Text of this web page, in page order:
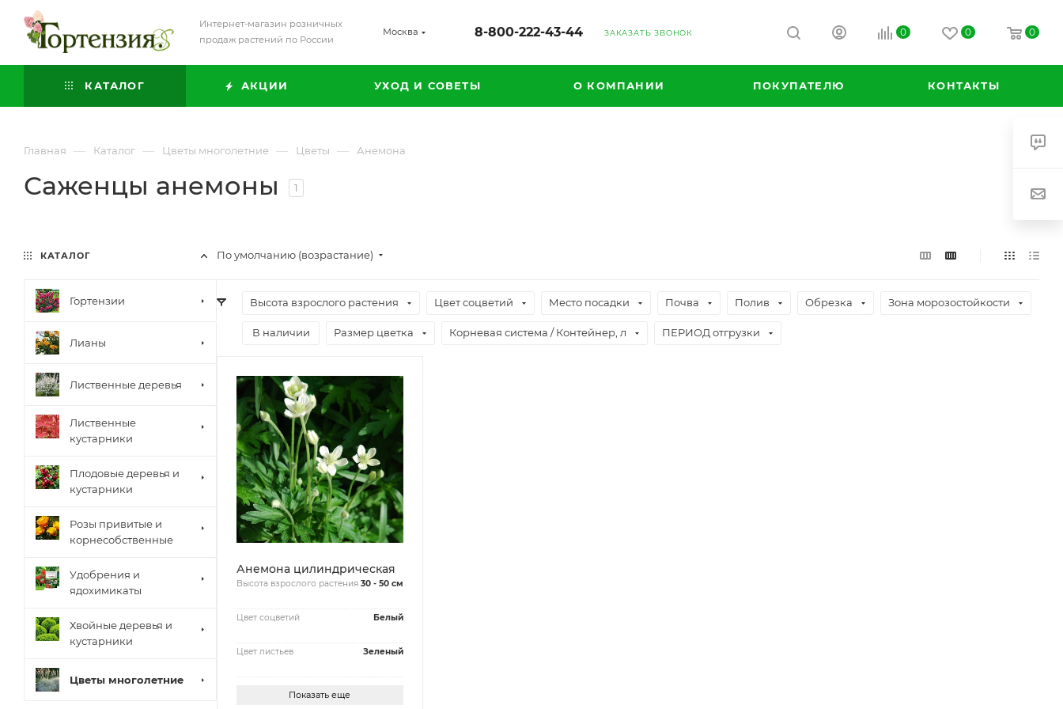
Интернет-магазин розничных
продаж растений по России
Москва 8-800-222-43-44 ЗАКАЗАТЬ ЗВОНОК 0 0 0
КАТАЛОГ АКЦИИ УХОД И СОВЕТЫ О КОМПАНИИ ПОКУПАТЕЛЮ КОНТАКТЫ
Главная — Каталог — Цветы многолетние — Цветы — Анемона
Саженцы анемоны 1
По умолчанию (возрастание)
Высота взрослого растения Цвет соцветий Место посадки Почва Полив Обрезка Зона морозостойкости
В наличии Размер цветка Корневая система / Контейнер, л ПЕРИОД отгрузки
Анемона цилиндрическая
Высота взрослого растения 30 - 50 см
Цвет соцветий Белый
Цвет листьев Зеленый
Показать еще
КАТАЛОГ
Гортензии
Лианы
Лиственные деревья
Лиственные
кустарники
Плодовые деревья и
кустарники
Розы привитые и
корнесобственные
Удобрения и
ядохимикаты
Хвойные деревья и
кустарники
Цветы многолетние